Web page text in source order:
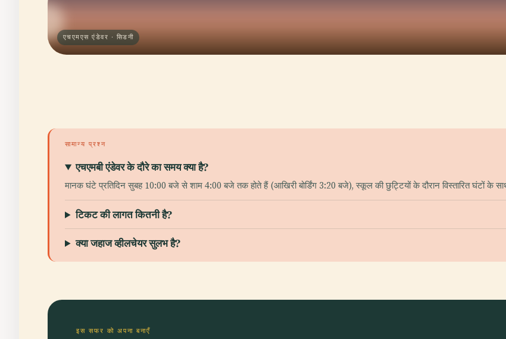
एचएमएस एंडेवर · सिडनी
सामान्य प्रश्न
एचएमबी एंडेवर के दौरे का समय क्या है?
मानक घंटे प्रतिदिन सुबह 10:00 बजे से शाम 4:00 बजे तक होते हैं (आखिरी बोर्डिंग 3:20 बजे), स्कूल की छुट्टियों के दौरान विस्तारित घंटों के
टिकट की लागत कितनी है?
क्या जहाज व्हीलचेयर सुलभ है?
इस सफर को अपना बनाएँ